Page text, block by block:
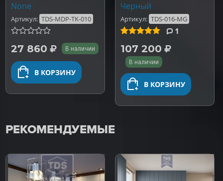
MDP-TK-010
None
Артикул: TDS-MDP-TK-010
27 860 В наличии
В КОРЗИНУ
Черный
Артикул: TDS-016-MG
5 на
основе
опроса
отзыв
1
107 200
В наличии
В КОРЗИНУ
РЕКОМЕНДУЕМЫЕ